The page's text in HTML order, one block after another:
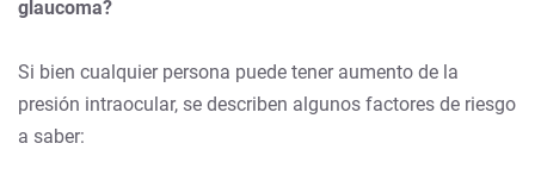
glaucoma?
Si bien cualquier persona puede tener aumento de la
presión intraocular, se describen algunos factores de riesgo
a saber: